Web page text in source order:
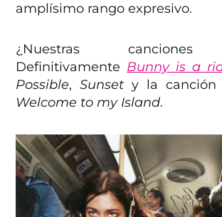
amplísimo rango expresivo.
¿Nuestras canciones
Definitivamente Bunny is a
Possible,Sunsety la canción
Welcome to my Island.